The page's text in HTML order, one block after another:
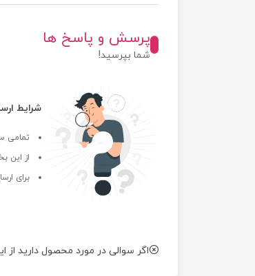
پرسش و پاسخ ها
شما بپرسید!
شرایط
تمامی
از این
برای
اگر سوالی در مورد محصول دارید